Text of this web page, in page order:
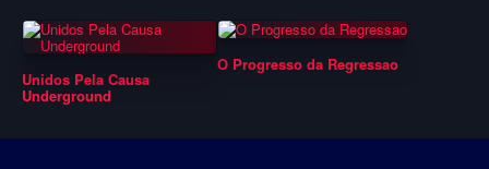
Unidos Pela Causa
Underground
O Progresso da Regressao